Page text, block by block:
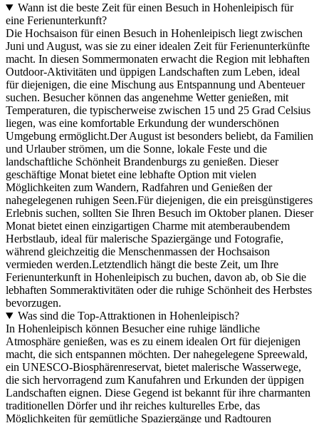
Wann ist die beste Zeit für einen Besuch in Hohenleipisch für
eine Ferienunterkunft?
Die Hochsaison für einen Besuch in Hohenleipisch liegt zwischen
Juni und August, was sie zu einer idealen Zeit für Ferienunterkünfte
macht. In diesen Sommermonaten erwacht die Region mit lebhaften
Outdoor-Aktivitäten und üppigen Landschaften zum Leben, ideal
für diejenigen, die eine Mischung aus Entspannung und Abenteuer
suchen. Besucher können das angenehme Wetter genießen, mit
Temperaturen, die typischerweise zwischen 15 und 25 Grad Celsius
liegen, was eine komfortable Erkundung der wunderschönen
Umgebung ermöglicht.Der August ist besonders beliebt, da Familien
und Urlauber strömen, um die Sonne, lokale Feste und die
landschaftliche Schönheit Brandenburgs zu genießen. Dieser
geschäftige Monat bietet eine lebhafte Option mit vielen
Möglichkeiten zum Wandern, Radfahren und Genießen der
nahegelegenen ruhigen Seen.Für diejenigen, die ein preisgünstigeres
Erlebnis suchen, sollten Sie Ihren Besuch im Oktober planen. Dieser
Monat bietet einen einzigartigen Charme mit atemberaubendem
Herbstlaub, ideal für malerische Spaziergänge und Fotografie,
während gleichzeitig die Menschenmassen der Hochsaison
vermieden werden.Letztendlich hängt die beste Zeit, um Ihre
Ferienunterkunft in Hohenleipisch zu buchen, davon ab, ob Sie die
lebhaften Sommeraktivitäten oder die ruhige Schönheit des Herbstes
bevorzugen.
Was sind die Top-Attraktionen in Hohenleipisch?
In Hohenleipisch können Besucher eine ruhige ländliche
Atmosphäre genießen, was es zu einem idealen Ort für diejenigen
macht, die sich entspannen möchten. Der nahegelegene Spreewald,
ein UNESCO-Biosphärenreservat, bietet malerische Wasserwege,
die sich hervorragend zum Kanufahren und Erkunden der üppigen
Landschaften eignen. Diese Gegend ist bekannt für ihre charmanten
traditionellen Dörfer und ihr reiches kulturelles Erbe, das
Möglichkeiten für gemütliche Spaziergänge und Radtouren